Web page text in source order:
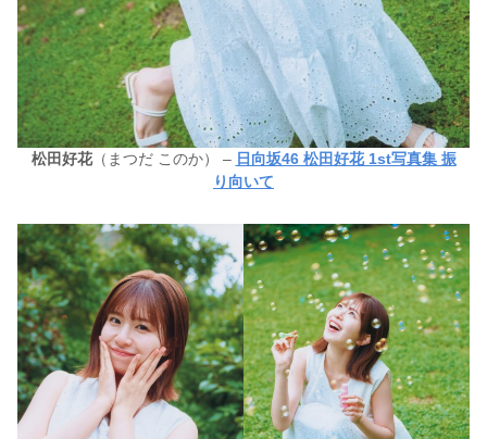
松田好花（まつだ このか） – 日向坂46 松田好花 1st写真集 振
り向いて